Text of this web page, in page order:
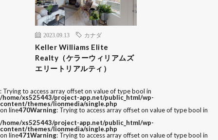
2023.09.13 カナダ
Keller Williams Elite
Realty（ケラーウィリアムズ
エリートリアルティ）
: Trying to access array offset on value of type bool in
/home/xs525443/project-app.net/public_html/wp-
content/themes/lionmedia/single.php
on line470Warning: Trying to access array offset on value of type bool in
/home/xs525443/project-app.net/public_html/wp-
content/themes/lionmedia/single.php
on line471Warning: Trying to access array offset on value of type bool in